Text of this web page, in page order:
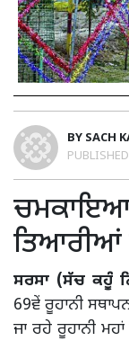
BY SACH
ਤਿਆਰੀਆਂ
ਸਰਸਾ (ਸੱਚ ਕਹੂੰ
69ਵੇਂ ਰੂਹਾਨੀ
ਜਾ ਰਹੇ ਰੂਹਾਨੀ